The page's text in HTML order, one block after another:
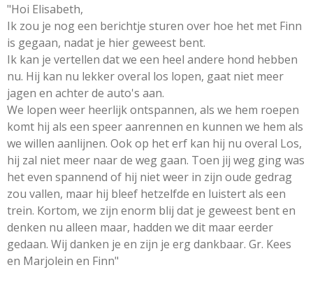
"Hoi Elisabeth,
Ik zou je nog een berichtje sturen over hoe het met Finn
is gegaan, nadat je hier geweest bent.
Ik kan je vertellen dat we een heel andere hond hebben
nu. Hij kan nu lekker overal los lopen, gaat niet meer
jagen en achter de auto's aan.
We lopen weer heerlijk ontspannen, als we hem roepen
komt hij als een speer aanrennen en kunnen we hem als
we willen aanlijnen. Ook op het erf kan hij nu overal Los,
hij zal niet meer naar de weg gaan. Toen jij weg ging was
het even spannend of hij niet weer in zijn oude gedrag
zou vallen, maar hij bleef hetzelfde en luistert als een
trein. Kortom, we zijn enorm blij dat je geweest bent en
denken nu alleen maar, hadden we dit maar eerder
gedaan. Wij danken je en zijn je erg dankbaar. Gr. Kees
en Marjolein en Finn"